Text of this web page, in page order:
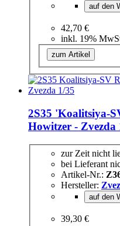
auf den
42,70 €
inkl. 19%
zum Artikel
2S35 'Koalitsiya-
Howitzer - Zvezda
zur Zeit nicht
bei Lieferant
Artikel-Nr.:
Hersteller:
auf den
39,30 €